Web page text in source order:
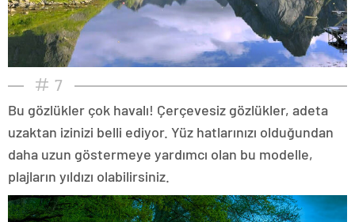
7
Bu gözlükler çok havalı! Çerçevesiz gözlükler, adeta
uzaktan izinizi belli ediyor. Yüz hatlarınızı olduğundan
daha uzun göstermeye yardımcı olan bu modelle,
plajların yıldızı olabilirsiniz.